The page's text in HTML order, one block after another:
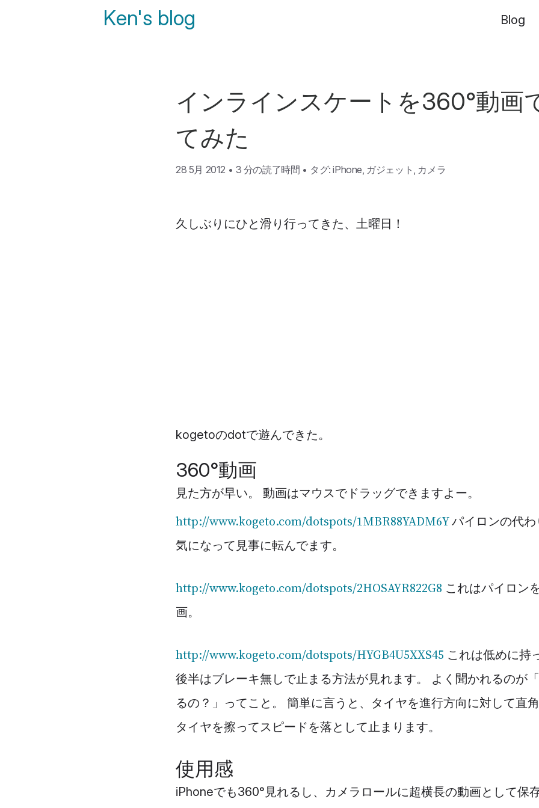
Ken's blog Blog
インラインスケートを360°動画
てみた
28 5月 2012 • 3 分の読了時間 • タグ:iPhone, ガジェット , カメラ
久しぶりにひと滑り行ってきた、土曜日！
kogetoのdotで遊んできた。
360°動画
見た方が早い。 動画はマウスでドラッグできますよー。
http://www.kogeto.com/dotspots/1MBR88YADM6Yパイロンの代わ
気になって見事に転んでます。
http://www.kogeto.com/dotspots/2HOSAYR822G8 これはパイロン
画。
http://www.kogeto.com/dotspots/HYGB4U5XXS45 これは低めに持
後半はブレーキ無しで止まる方法が見れます。 よく聞かれるのが
るの？」ってこと。 簡単に言うと、タイヤを進行方向に対して直
タイヤを擦ってスピードを落として止まります。
使用感
iPhoneでも360°見れるし、カメラロールに超横長の動画として保